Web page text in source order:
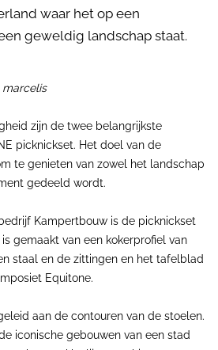
waar het op een
geweldig landschap staat.
marcelis
zijn de twee belangrijkste
picknickset. Het doel van de
te genieten van zowel het landschap
gedeeld wordt.
Kampertbouw is de picknickset
gemaakt van een kokerprofiel van
staal en de zittingen en het tafelblad
Equitone.
aan de contouren van de stoelen.
iconische gebouwen van een stad